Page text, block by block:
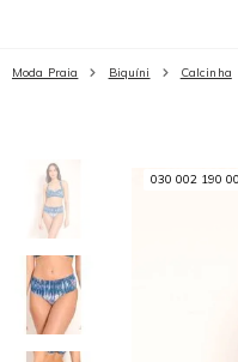
Moda Praia Biquíni Calcinha
030 002 190